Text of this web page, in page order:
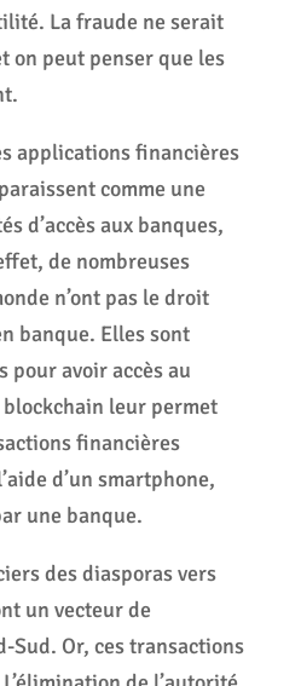
La fraude ne serait
on peut penser que les
applications financières
comme une
d’accès aux banques,
de nombreuses
n’ont pas le droit
banque. Elles sont
pour avoir accès au
leur permet
financières
d’un smartphone,
une banque.
des diasporas vers
un vecteur de
Sud. Or, ces transactions